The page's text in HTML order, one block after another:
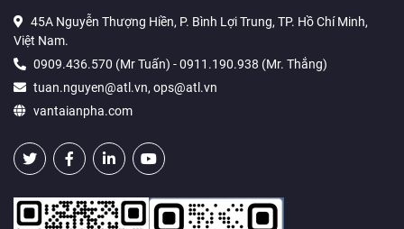
45A Nguyễn Thượng Hiền, P. Bình Lợi Trung, TP. Hồ Chí Minh,
Việt Nam.
0909.436.570 (Mr Tuấn) - 0911.190.938 (Mr. Thắng)
tuan.nguyen@atl.vn, ops@atl.vn
vantaianpha.com